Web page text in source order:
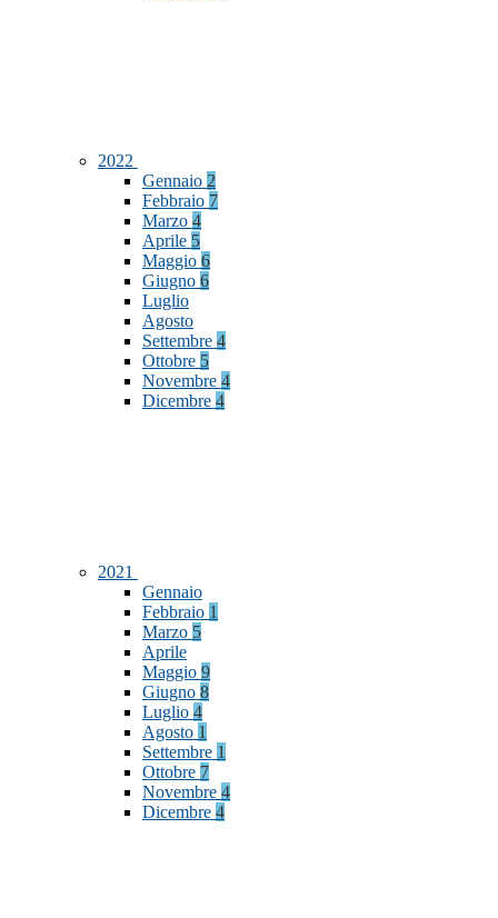
2022
Gennaio 2
Febbraio 7
Marzo 4
Aprile 5
Maggio 6
Giugno 6
Luglio
Agosto
Settembre 4
Ottobre 5
Novembre 4
Dicembre 4
2021
Gennaio
Febbraio 1
Marzo 5
Aprile
Maggio 9
Giugno 8
Luglio 4
Agosto 1
Settembre 1
Ottobre 7
Novembre 4
Dicembre 4